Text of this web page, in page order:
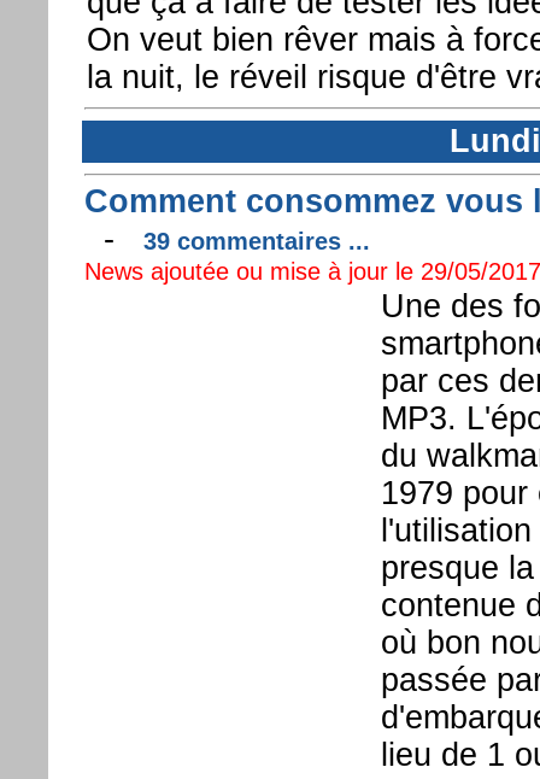
On veut bien rêver mais à
la nuit, le réveil risque d'être
Comment consommez
-
39 commentaires ...
News ajoutée ou mise à jour le 29/05/
Une des
par ces
MP3.
du
1979
presque
contenue
où bon
passée
lieu de 1